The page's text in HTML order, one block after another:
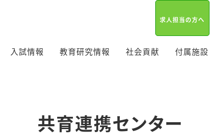
入試情報 教育研究情報 社会貢献 付属施設
求人担当の方へ
共育連携センター